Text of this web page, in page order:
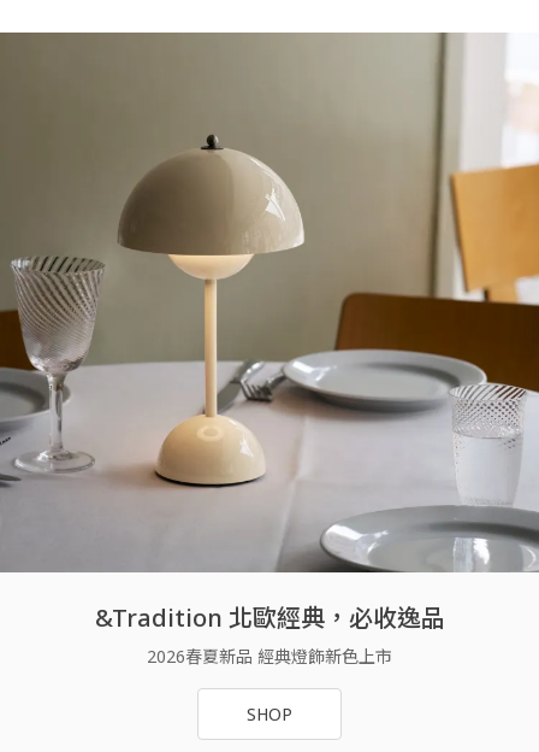
&Tradition 北歐經典，必收逸品
2026春夏新品 經典燈飾新色上市
SHOP